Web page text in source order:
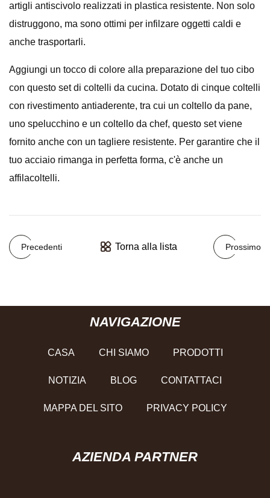
artigli antiscivolo realizzati in plastica resistente. Non solo
distruggono, ma sono ottimi per infilzare oggetti caldi e
anche trasportarli.
Aggiungi un tocco di colore alla preparazione del tuo cibo
con questo set di coltelli da cucina. Dotato di cinque coltelli
con rivestimento antiaderente, tra cui un coltello da pane,
uno spelucchino e un coltello da chef, questo set viene
fornito anche con un tagliere resistente. Per garantire che il
tuo acciaio rimanga in perfetta forma, c'è anche un
affilacoltelli.
Precedenti Torna alla lista Prossimo
NAVIGAZIONE
CASA CHI SIAMO PRODOTTI
NOTIZIA BLOG CONTATTACI
MAPPA DEL SITO PRIVACY POLICY
AZIENDA PARTNER